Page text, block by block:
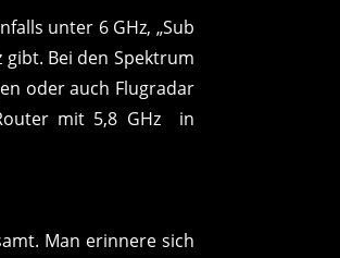
unter 6 GHz, „Sub
gibt. Bei den Spektrum
oder auch Flugradar
mit 5,8 GHz in
Man erinnere sich